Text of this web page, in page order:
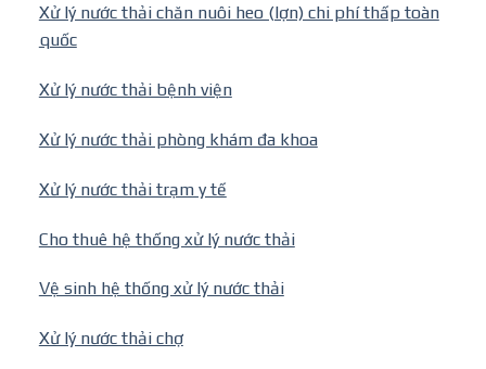
Xử lý nước thải chăn nuôi heo (lợn) chi phí thấp toàn
quốc
Xử lý nước thải bệnh viện
Xử lý nước thải phòng khám đa khoa
Xử lý nước thải trạm y tế
Cho thuê hệ thống xử lý nước thải
Vệ sinh hệ thống xử lý nước thải
Xử lý nước thải chợ